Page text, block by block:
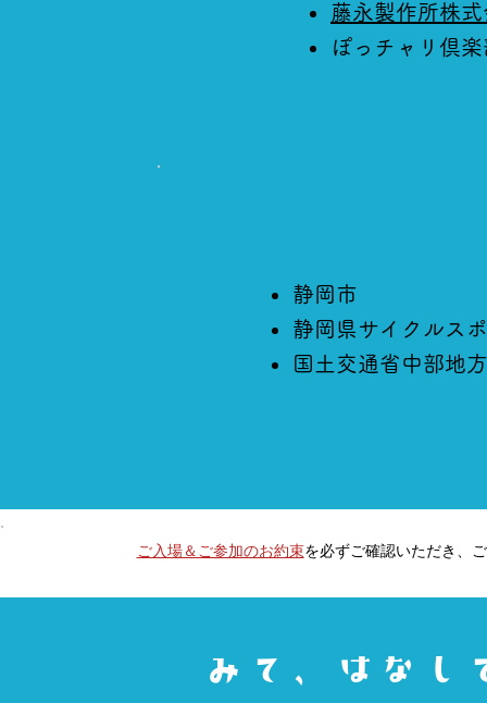
藤永製作所株
ぽっチャリ倶楽
静岡市
静岡県サイクルス
国土交通省中部地
ご入場＆ご参加のお約束を必ずご確認いただき、
みて、はなし